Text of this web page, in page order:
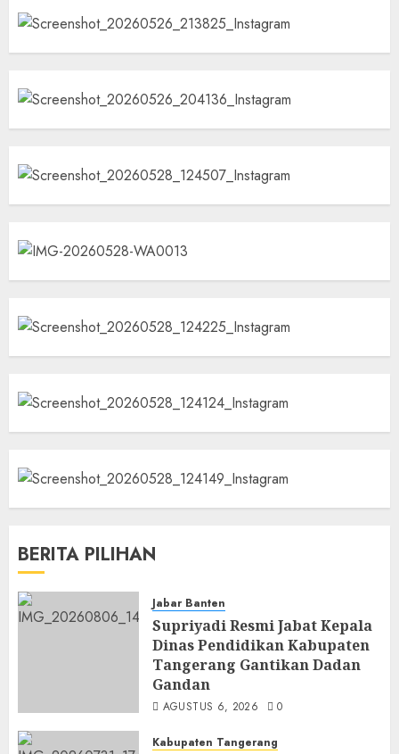
BERITA PILIHAN
Jabar Banten
Supriyadi Resmi Jabat Kepala
Dinas Pendidikan Kabupaten
Tangerang Gantikan Dadan
Gandan
AGUSTUS 6, 2026 0
Kabupaten Tangerang